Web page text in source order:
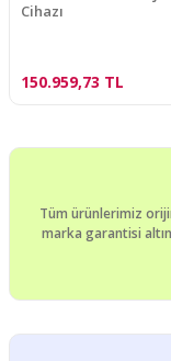
Cihazı
150.959,73 TL
Tüm ürünlerimiz
marka garantisi